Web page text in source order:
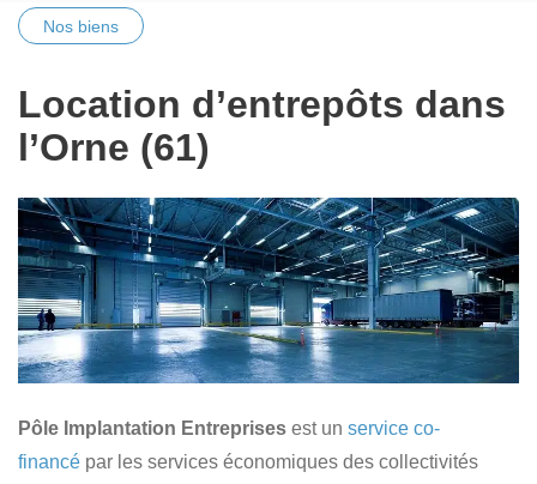
Nos biens
Location d’entrepôts dans
l’Orne (61)
Pôle Implantation Entreprises est un service co-
financé par les services économiques des collectivités